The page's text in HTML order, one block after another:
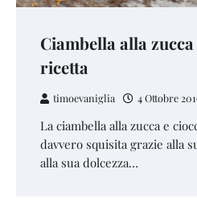
Ciambella alla
ricetta
timoevaniglia 4 Ottobre
La ciambella alla zucca e
davvero squisita grazie alla
alla sua dolcezza…